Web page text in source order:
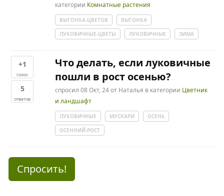
категории Комнатные растения
ВЫГОНКА-ЦВЕТОВ
ВЫГОНКА
ЛУКОВИЧНЫЕ-ЦВЕТЫ
ЛУКОВИЧНЫЕ ЗИМА
+1
голос
5
ответов
Что делать, если луковичные
пошли в рост осенью?
спросил 08 Окт, 24от Наталья в категории Цветник
и ландшафт
ЛУКОВИЧНЫЕ МУСКАРИ
ОСЕНЬ
ОСЕННИЙ-РОСТ
Спросить!